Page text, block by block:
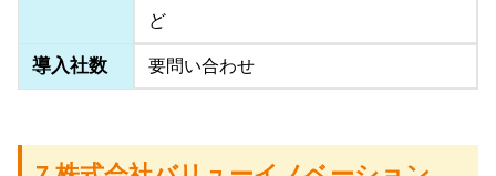
ど
導入社数 要問い合わせ